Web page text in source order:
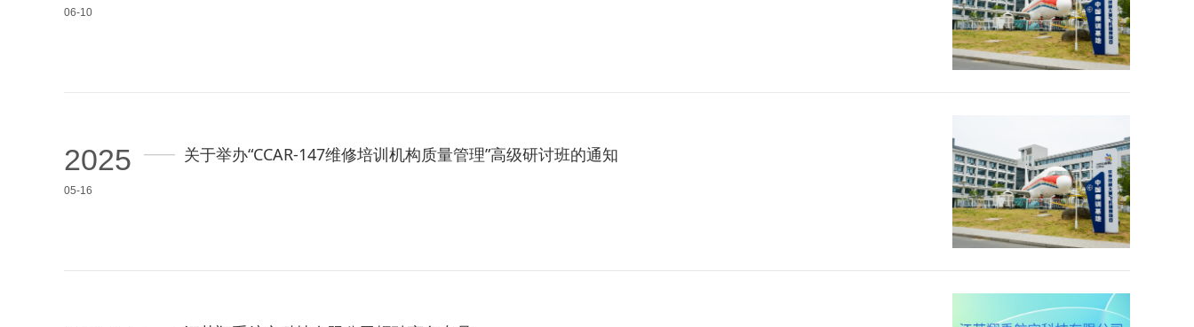
06-10
2025
05-16
关于举办“CCAR-147维修培训机构质量管理”高级研讨班的通知